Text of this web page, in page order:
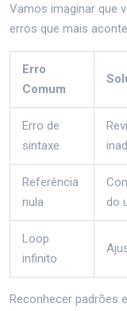
Vamos imaginar que
erros que mais
Erro
Comum
Erro de
sintaxe
Referência
nula
do
Loop
infinito
Reconhecer padrões